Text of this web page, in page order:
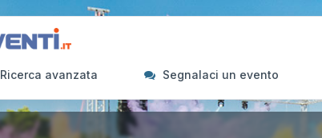
Ricerca avanzata Segnalaci un evento